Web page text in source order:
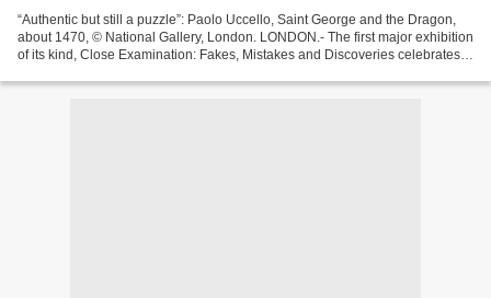
“Authentic but still a puzzle”: Paolo Uccello, Saint George and the Dragon,
about 1470, © National Gallery, London. LONDON.- The first major exhibition
of its kind, Close Examination: Fakes, Mistakes and Discoveries celebrates